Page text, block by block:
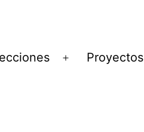
Abrir
Proyectos